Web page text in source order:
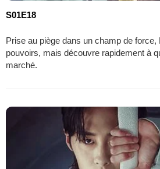
S01E18
Prise au piège dans un champ de
pouvoirs, mais découvre rapidement à
marché.